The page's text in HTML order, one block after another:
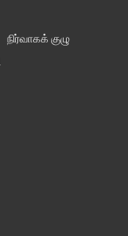
நிர்வாகக் குழு